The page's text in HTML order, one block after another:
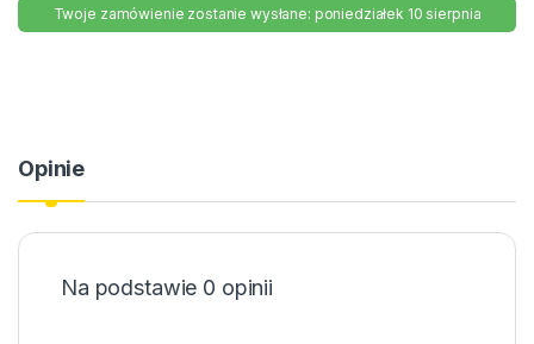
Twoje zamówienie zostanie wysłane: poniedziałek 10 sierpnia
Opinie
Na podstawie 0 opinii